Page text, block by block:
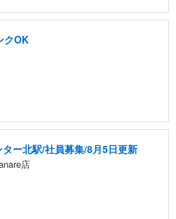
クOK
ー北駅/社員募集/8月5日更新
店